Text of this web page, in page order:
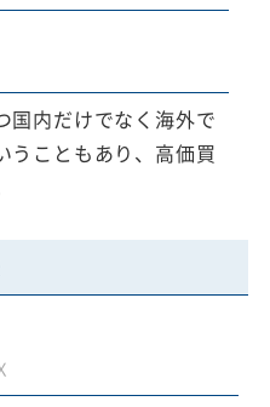
国内だけでなく海外で
うこともあり、高価買